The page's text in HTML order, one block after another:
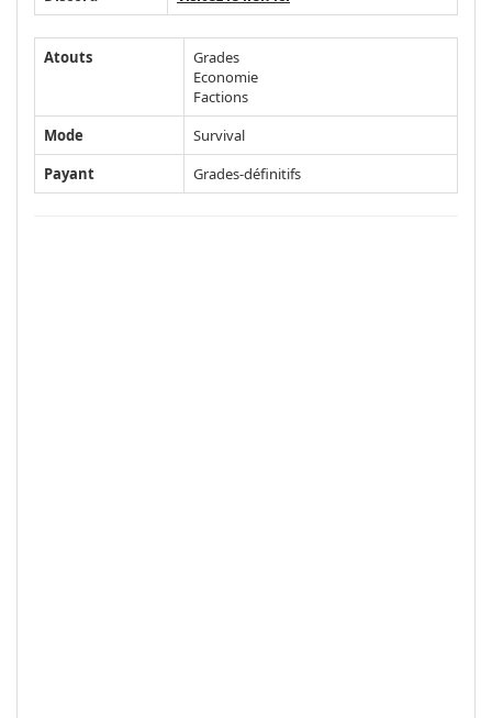
Atouts
Grades
Economie
Factions
Mode
Survival
Payant
Grades-définitifs